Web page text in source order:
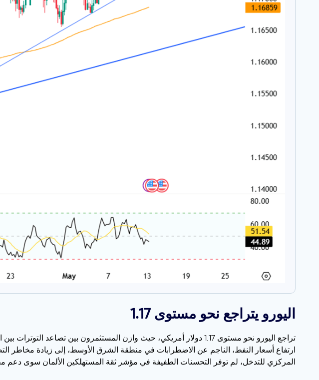
اليورو يتراجع نحو مستوى 1.17
تراجع اليورو نحو مستوى 1.17 دولار أمريكي، حيث وازن المستثمرون بين
ارتفاع أسعار النفط، الناجم عن الاضطرابات في منطقة الشرق الأوسط، إلى زيادة مخاطر
المركزي للتدخل، لم توفر التحسنات الطفيفة في مؤشر ثقة المستهلكين الألمان سوى دعم